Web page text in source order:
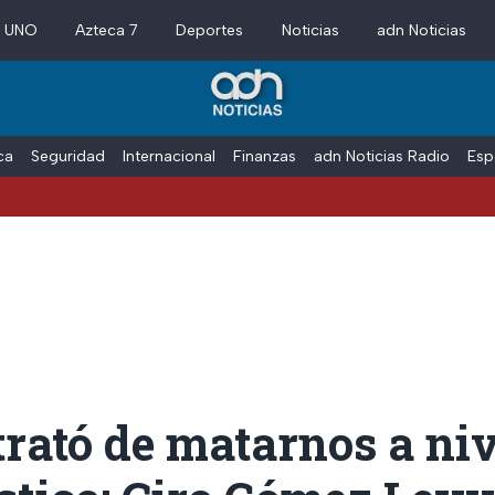
Azteca 7 Deportes Noticias adn Noticias
Seguridad Internacional Finanzas adn Noticias Radio
de matarnos a